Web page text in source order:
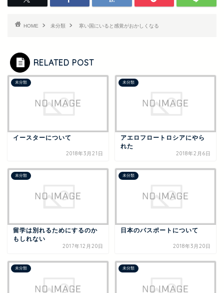
HOME 未分類 寒い国にいると感覚がおかしくなる
RELATED POST
未分類
イースターについて
2018年3月21日
未分類
アエロフロートロシアにやら
れた
2018年2月6日
未分類
留学は別れるためにするのか
もしれない
2017年12月20日
未分類
日本のパスポートについて
2018年3月20日
未分類 未分類